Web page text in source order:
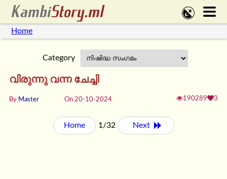
Home
Category
വിരുന്നു വന്ന ചേച്ചി
By Master On 20-10-2024 190289 3
Home 1/32 Next